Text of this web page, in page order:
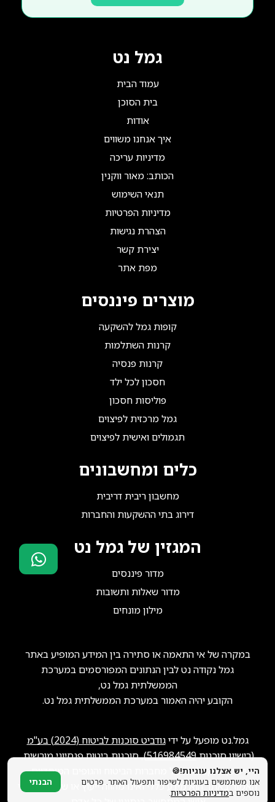
גמל נט
עמוד הבית
בית הסוכן
אודות
איך אנחנו משווים
מדיניות עריכה
הכותב: מאור ווקנין
תנאי השימוש
מדיניות הפרטיות
הצהרת נגישות
יצירת קשר
מפת אתר
מוצרים פיננסים
קופות גמל להשקעה
קרנות השתלמות
קרנות פנסיה
חסכון לכל ילד
פוליסות חסכון
גמל מרכזית לפיצוים
תגמולים ואישית לפיצוים
כלים ומחשבונים
מחשבון ריבית דריבית
דירוג בתי ההשקעות והחברות
המגזין של גמל נט
מדור פיננסים
מדור שאלות ותשובות
מילון מונחים
במקרה של אי התאמה או סתירה בין המידע המופיע באתר
גמל נקודה נט לבין הנתונים המפורסמים במערכת
הממשלתית גמל נט,
הקובע יהיה האמור במערכת הממשלתית גמל נט.
גמל.נט מופעל על ידיגודביט סוכנות לביטוח (2024) בע"מ
(רישיון סוכנות516984549), סוכנות ביטוח פנסיוני מורשית.
ייתכן שנקבל תגמול מחברות הביטוח והגופים המוסדיים.
האמור באתר הוא מידע כללי ואינו מהווה ייעוץ או שיווק פנסיוני
היי, יש אצלנו עוגיות!🍪
אנו משתמשים בעוגיות לשיפור ותפעול האתר. פרטים
נוספים במדיניות הפרטיות.
הבנתי